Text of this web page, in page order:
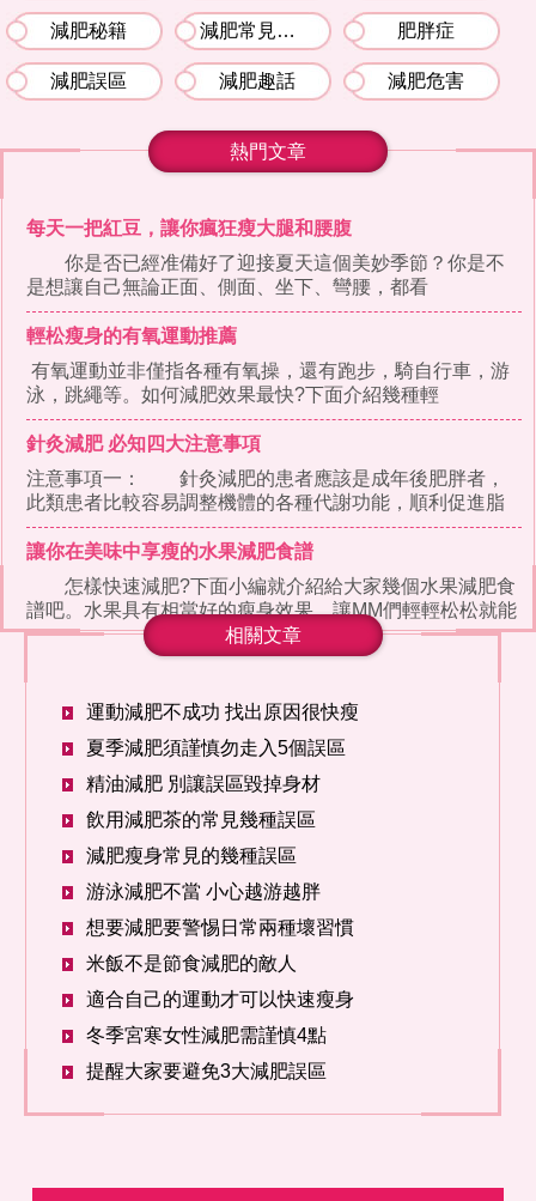
減肥秘籍 減肥常見問題解答 肥胖症
減肥誤區 減肥趣話 減肥危害
熱門文章
每天一把紅豆，讓你瘋狂瘦大腿和腰腹
你是否已經准備好了迎接夏天這個美妙季節？你是不
是想讓自己無論正面、側面、坐下、彎腰，都看
輕松瘦身的有氧運動推薦
有氧運動並非僅指各種有氧操，還有跑步，騎自行車，游
泳，跳繩等。如何減肥效果最快?下面介紹幾種輕
針灸減肥 必知四大注意事項
注意事項一： 針灸減肥的患者應該是成年後肥胖者，
此類患者比較容易調整機體的各種代謝功能，順利促進脂
肪分解，達到減肥降脂
讓你在美味中享瘦的水果減肥食譜
怎樣快速減肥?下面小編就介紹給大家幾個水果減肥食
譜吧。水果具有相當好的瘦身效果，讓MM們輕輕松松就能
達
相關文章
運動減肥不成功 找出原因很快瘦
夏季減肥須謹慎勿走入5個誤區
精油減肥 別讓誤區毀掉身材
飲用減肥茶的常見幾種誤區
減肥瘦身常見的幾種誤區
游泳減肥不當 小心越游越胖
想要減肥要警惕日常兩種壞習慣
米飯不是節食減肥的敵人
適合自己的運動才可以快速瘦身
冬季宮寒女性減肥需謹慎4點
提醒大家要避免3大減肥誤區